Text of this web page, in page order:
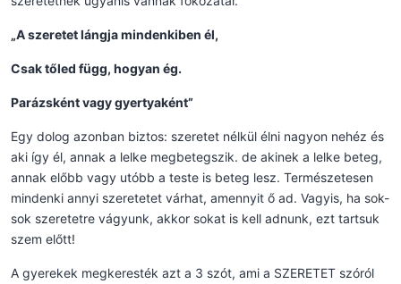
„A szeretet lángja mindenkiben él,
Csak tőled függ, hogyan ég.
Parázsként vagy gyertyaként”
Egy dolog azonban biztos: szeretet nélkül élni nagyon nehéz és
aki így él, annak a lelke megbetegszik. de akinek a lelke beteg,
annak előbb vagy utóbb a teste is beteg lesz. Természetesen
mindenki annyi szeretetet várhat, amennyit ő ad. Vagyis, ha sok-
sok szeretetre vágyunk, akkor sokat is kell adnunk, ezt tartsuk
szem előtt!
A gyerekek megkeresték azt a 3 szót, ami a SZERETET szóról